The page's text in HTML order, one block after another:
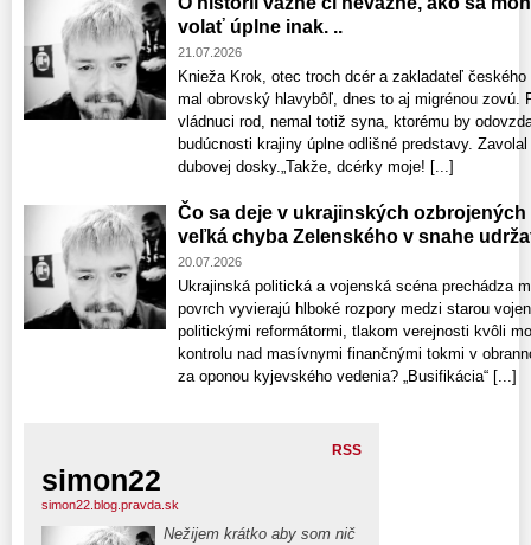
volať úplne inak. ..
21.07.2026
Knieža Krok, otec troch dcér a zakladateľ
mal obrovský hlavybôľ, dnes to aj migrénou zovú.
vládnuci rod, nemal totiž syna, ktorému by
budúcnosti krajiny úplne odlišné predstavy.
dubovej dosky.„Takže, dcérky moje! [...]
Čo sa deje v ukrajinských
veľká chyba Zelenského v snahe
20.07.2026
Ukrajinská politická a vojenská scéna prechádza
povrch vyvierajú hlboké rozpory medzi starou
politickými reformátormi, tlakom verejnosti kvôli
kontrolu nad masívnymi finančnými tokmi v
za oponou kyjevského vedenia? „Busifikácia“ [...]
RSS
simon22
simon22.blog.pravda.sk
Nežijem krátko aby som nič